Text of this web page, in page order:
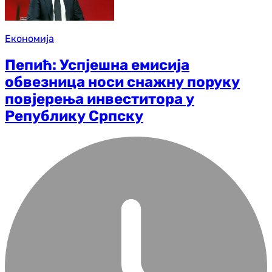
Економија
Пепић: Успјешна емисија
обвезница носи снажну поруку
повјерења инвеститора у
Републику Српску